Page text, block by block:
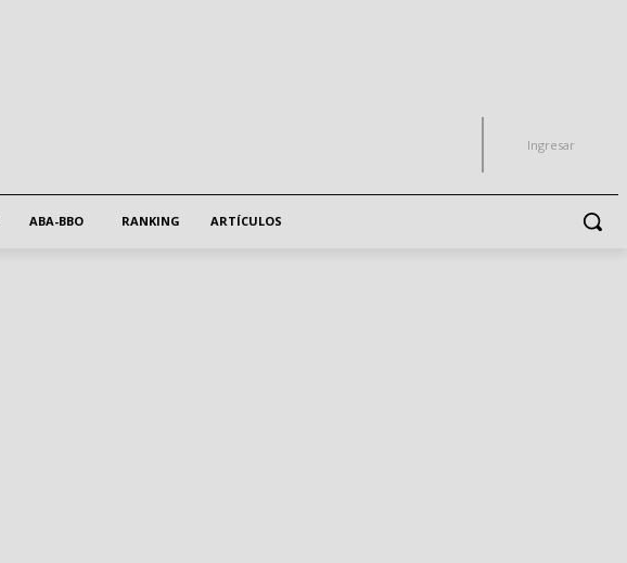
Ingresar
ABA-BBO RANKING ARTÍCULOS